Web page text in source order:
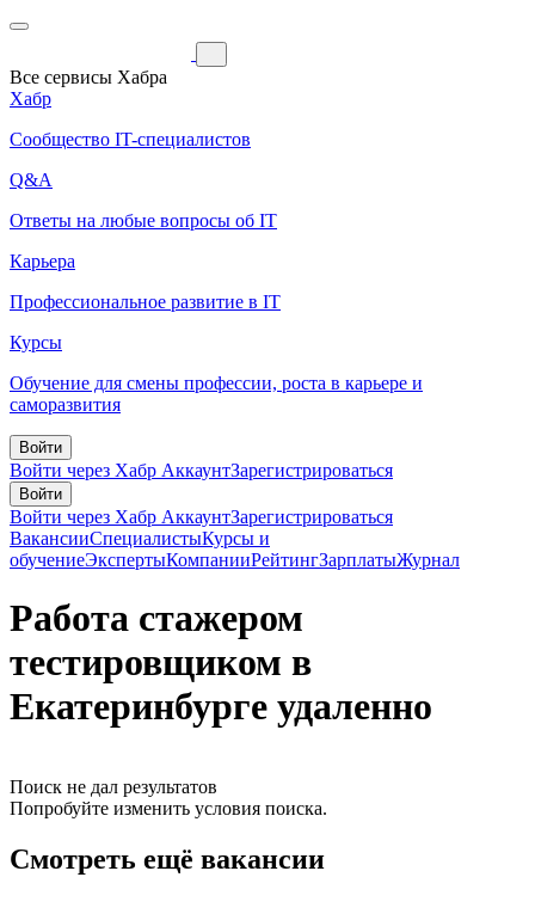
Все сервисы Хабра
Хабр
Сообщество IT-специалистов
Q&A
Ответы на любые вопросы об IT
Карьера
Профессиональное развитие в IT
Курсы
Обучение для смены профессии, роста в карьере и
саморазвития
Войти
Войти через Хабр АккаунтЗарегистрироваться
Войти
Войти через Хабр АккаунтЗарегистрироваться
ВакансииСпециалистыКурсы и
обучениеЭкспертыКомпанииРейтингЗарплатыЖурнал
Работа стажером
тестировщиком в
Екатеринбурге удаленно
Поиск не дал результатов
Попробуйте изменить условия поиска.
Смотреть ещё вакансии